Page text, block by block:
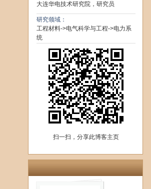
大连华电技术研究院，研究员
研究领域：
工程材料->电气科学与工程->电力系
统
扫一扫，分享此博客主页